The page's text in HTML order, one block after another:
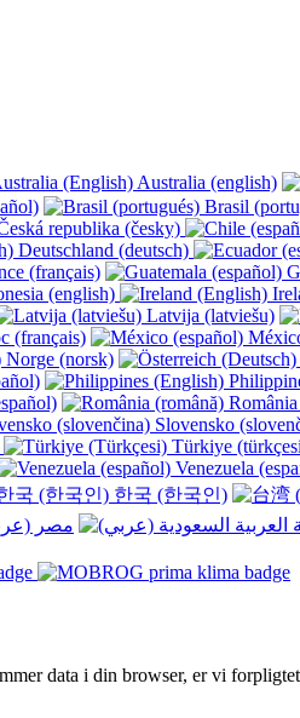
Australia (english)
Brasil
republika (česky)
Deutschland (deutsch)
(français)
(english)
Latvija (latviešu)
(français)
Norge (norsk)
Slovensko
Türkiye
Venezuela
한국 (한국인)
data i din browser, er vi